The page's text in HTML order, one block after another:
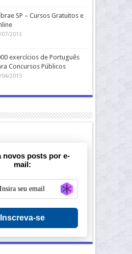
SP – Cursos Gratuitos e
07/2013
exercícios de Português
Concursos Públicos
04/2015
novos posts por e-
mail:
Inscreva-se